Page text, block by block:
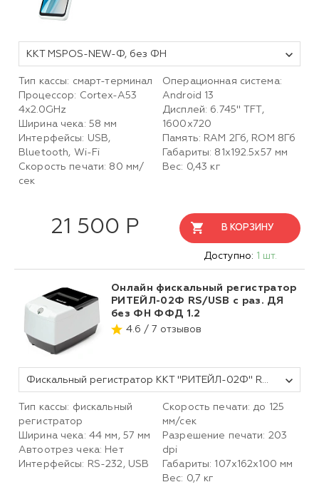
ККТ MSPOS-NEW-Ф, без ФН
Тип кассы: смарт-терминал
Процессор: Cortex-A53
4x2.0GHz
Ширина чека: 58 мм
Интерфейсы: USB,
Bluetooth, Wi-Fi
Скорость печати: 80 мм/
сек
Операционная система:
Android 13
Дисплей: 6.745" TFT,
1600х720
Память: RAM 2Гб, ROM 8Гб
Габариты: 81х192.5х57 мм
Вес: 0,43 кг
21 500 Р В КОРЗИНУ
Доступно: 1 шт.
Онлайн фискальный регистратор
РИТЕЙЛ-02Ф RS/USB с раз. ДЯ
без ФН ФФД 1.2
4.6 / 7 отзывов
Фискальный регистратор ККТ "РИТЕЙЛ-02Ф" RS/USB с раз. ДЯ (белый) без ФН ФФД 1.2
Тип кассы: фискальный
регистратор
Ширина чека: 44 мм, 57 мм
Автоотрез чека: Нет
Интерфейсы: RS-232, USB
Скорость печати: до 125
мм/сек
Разрешение печати: 203
dpi
Габариты: 107х162х100 мм
Вес: 0,7 кг